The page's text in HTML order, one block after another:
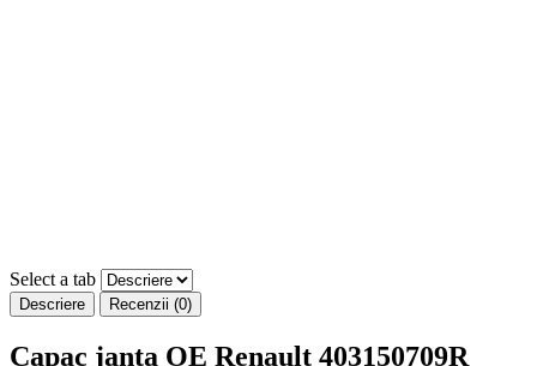
Select a tab
Descriere Recenzii (0)
Capac janta OE Renault 403150709R